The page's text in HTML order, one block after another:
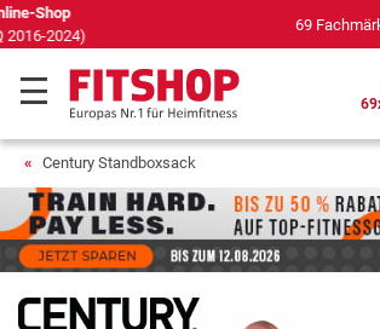
69 Fachmärkte vor Ort mit 75 eigenen
Century Standboxsack